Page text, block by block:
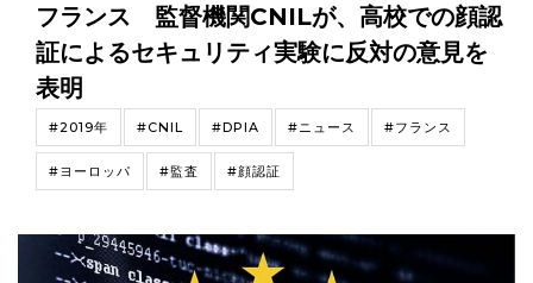
フランス 監督機関CNILが、高校での顔認
証によるセキュリティ実験に反対の意見を
表明
#2019年 #CNIL #DPIA #ニュース #フランス
#ヨーロッパ #監査 #顔認証